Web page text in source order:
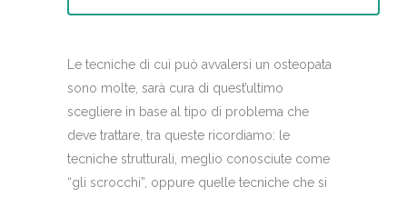
Le tecniche di cui può avvalersi un osteopata
sono molte, sarà cura di quest’ultimo
scegliere in base al tipo di problema che
deve trattare, tra queste ricordiamo: le
tecniche strutturali, meglio conosciute come
“gli scrocchi”, oppure quelle tecniche che si